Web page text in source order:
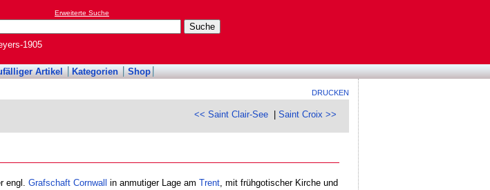
Erweiterte Suche
1905
Artikel Kategorien Shop
DRUCKEN
<< Saint Clair-See |Saint Croix >>
engl. Grafschaft Cornwall in anmutiger Lage am Trent, mit frühgotischer Kirche und